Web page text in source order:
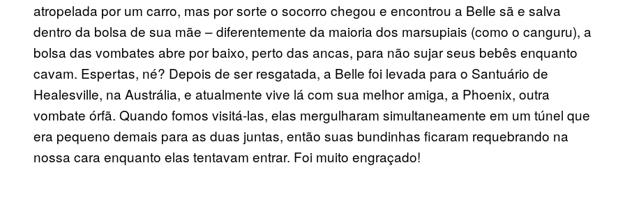
atropelada por um carro, mas por sorte o socorro chegou e encontrou a Belle sã e salva
dentro da bolsa de sua mãe – diferentemente da maioria dos marsupiais (como o canguru), a
bolsa das vombates abre por baixo, perto das ancas, para não sujar seus bebês enquanto
cavam. Espertas, né? Depois de ser resgatada, a Belle foi levada para o Santuário de
Healesville, na Austrália, e atualmente vive lá com sua melhor amiga, a Phoenix, outra
vombate órfã. Quando fomos visitá-las, elas mergulharam simultaneamente em um túnel que
era pequeno demais para as duas juntas, então suas bundinhas ficaram requebrando na
nossa cara enquanto elas tentavam entrar. Foi muito engraçado!